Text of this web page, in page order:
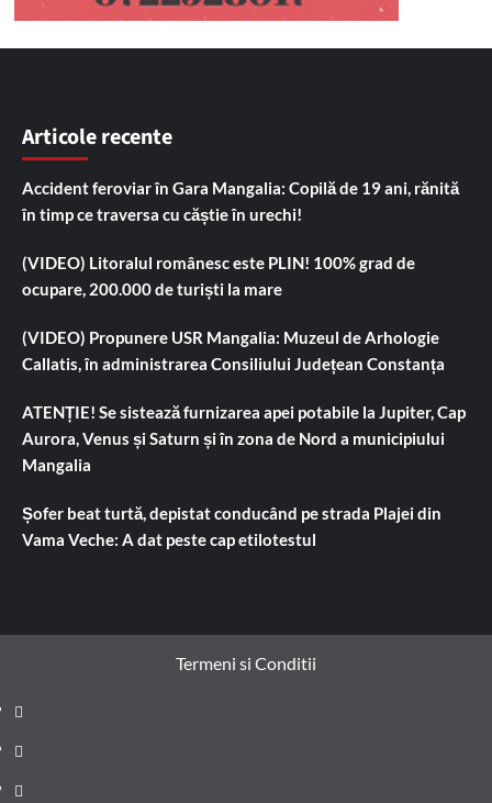
Articole recente
Accident feroviar în Gara Mangalia: Copilă de 19 ani, rănită
în timp ce traversa cu căștie în urechi!
(VIDEO) Litoralul românesc este PLIN! 100% grad de
ocupare, 200.000 de turiști la mare
(VIDEO) Propunere USR Mangalia: Muzeul de Arhologie
Callatis, în administrarea Consiliului Județean Constanța
ATENȚIE! Se sistează furnizarea apei potabile la Jupiter, Cap
Aurora, Venus și Saturn și în zona de Nord a municipiului
Mangalia
Șofer beat turtă, depistat conducând pe strada Plajei din
Vama Veche: A dat peste cap etilotestul
Termeni si Conditii
Prima
pagină
Știri
de
Administrație